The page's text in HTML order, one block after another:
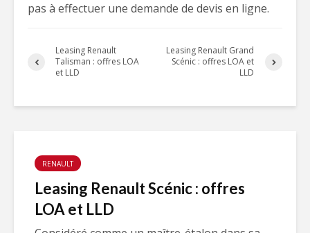
pas à effectuer une demande de devis en ligne.
Leasing Renault
Talisman : offres LOA
et LLD
Leasing Renault Grand
Scénic : offres LOA et
LLD
RENAULT
Leasing Renault Scénic : offres
LOA et LLD